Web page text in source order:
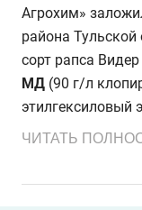
Агрохим»
района
сорт рапса
МД (90 г/л
этилгексиловый
составила 25 га.
использовался
ЧИТАТЬ